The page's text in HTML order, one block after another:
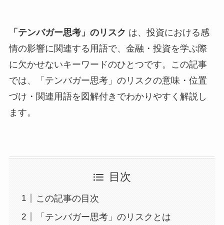
「テンバガー思考」のリスク は、投資における感
情の影響に関連する用語で、金融・投資を学ぶ際
に欠かせないキーワードのひとつです。この記事
では、「テンバガー思考」のリスクの意味・位置
づけ・関連用語を図解付きでわかりやすく解説し
ます。
目次
この記事の目次
「テンバガー思考」のリスクとは